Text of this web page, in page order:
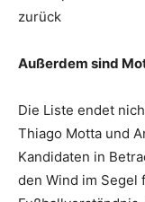
zurück
Außerdem sind
Die Liste endet
Thiago Motta und
Kandidaten in
den Wind im Segel